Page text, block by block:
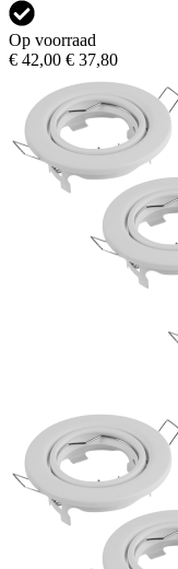
Op voorraad
€ 42,00 € 37,80